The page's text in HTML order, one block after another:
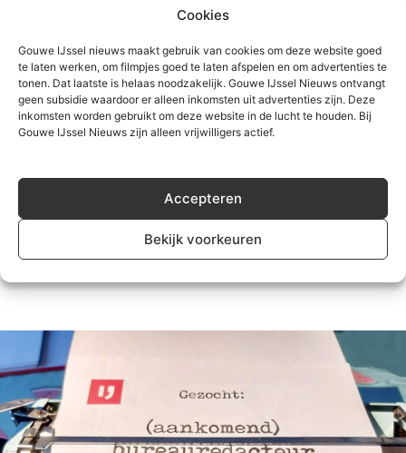
Cookies
Gouwe IJssel nieuws maakt gebruik van cookies om deze website goed
te laten werken, om filmpjes goed te laten afspelen en om advertenties te
tonen. Dat laatste is helaas noodzakelijk. Gouwe IJssel Nieuws ontvangt
geen subsidie waardoor er alleen inkomsten uit advertenties zijn. Deze
inkomsten worden gebruikt om deze website in de lucht te houden. Bij
Gouwe IJssel Nieuws zijn alleen vrijwilligers actief.
Accepteren
Bekijk voorkeuren
nepzorgmedewerkers in
Moerkapelle
Grote zoektocht op
Zevenhuizerplas, vermist persoon
veilig gevonden
ongeval Kortenoord in
Nieuwerkerk